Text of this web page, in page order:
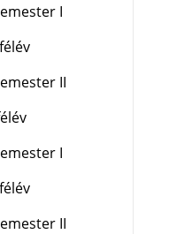
I
II
I
II